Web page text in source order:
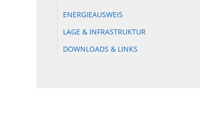
ENERGIEAUSWEIS
LAGE & INFRASTRUKTUR
DOWNLOADS & LINKS